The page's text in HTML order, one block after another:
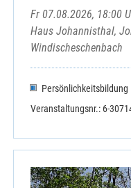
Fr 07.08.2026, 18:00
Haus Johannisthal,
Windischeschenbach
Persönlichkeitsbildung
Veranstaltungsnr.: 6-